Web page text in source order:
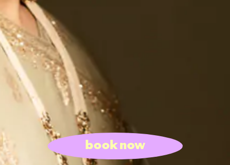
book now